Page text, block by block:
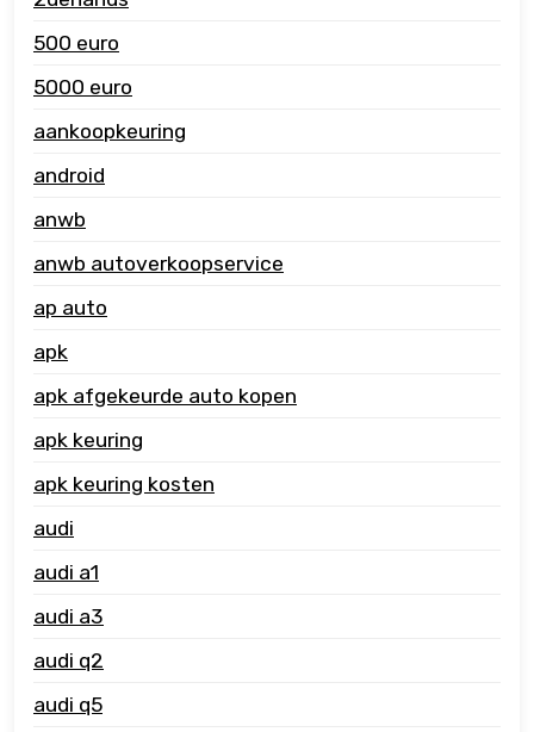
500 euro
5000 euro
aankoopkeuring
android
anwb
anwb autoverkoopservice
ap auto
apk
apk afgekeurde auto kopen
apk keuring
apk keuring kosten
audi
audi a1
audi a3
audi q2
audi q5